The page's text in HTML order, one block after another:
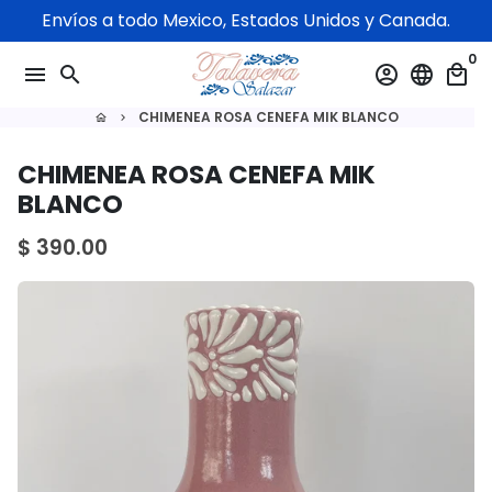
directamente
contenido
Envíos a todo Mexico, Estados Unidos y Canada.
menu search account_circle language local_mall
0
home keyboard_arrow_right CHIMENEA ROSA CENEFA MIK BLANCO
CHIMENEA ROSA CENEFA MIK
BLANCO
$ 390.00